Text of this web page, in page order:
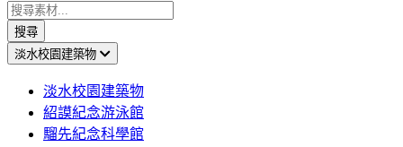
搜尋
淡水校園建築物
淡水校園建築物
紹謨紀念游泳館
騮先紀念科學館